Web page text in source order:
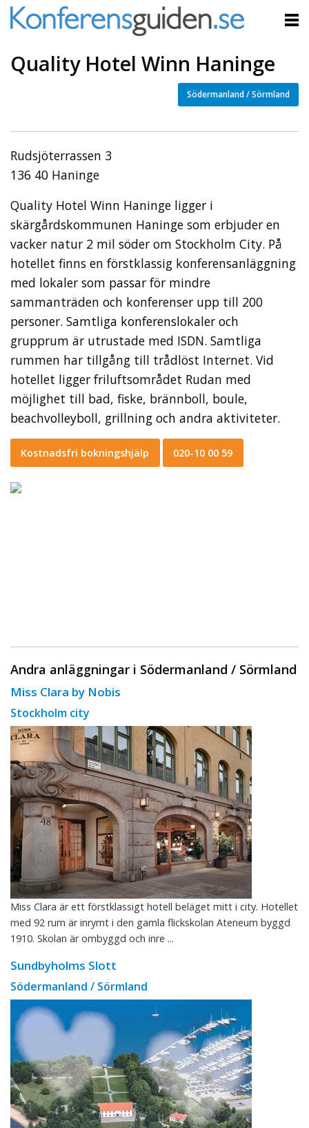
Quality Hotel Winn Haninge
Södermanland / Sörmland
Rudsjöterrassen 3
136 40 Haninge
Quality Hotel Winn Haninge ligger i
skärgårdskommunen Haninge som erbjuder en
vacker natur 2 mil söder om Stockholm City. På
hotellet finns en förstklassig konferensanläggning
med lokaler som passar för mindre
sammanträden och konferenser upp till 200
personer. Samtliga konferenslokaler och
grupprum är utrustade med ISDN. Samtliga
rummen har tillgång till trådlöst Internet. Vid
hotellet ligger friluftsområdet Rudan med
möjlighet till bad, fiske, brännboll, boule,
beachvolleyboll, grillning och andra aktiviteter.
Kostnadsfri bokningshjälp 020-10 00 59
Andra anläggningar i Södermanland / Sörmland
Miss Clara by Nobis
Stockholm city
Miss Clara är ett förstklassigt hotell beläget mitt i city. Hotellet
med 92 rum är inrymt i den gamla flickskolan Ateneum byggd
1910. Skolan är ombyggd och inre ...
Sundbyholms Slott
Södermanland / Sörmland